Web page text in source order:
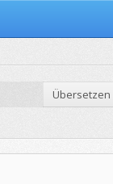
Übersetzen